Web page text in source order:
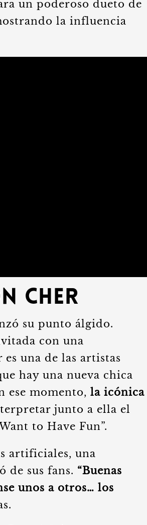
un poderoso dueto de
la influencia
Cher
su punto álgido.
con una
una de las artistas
hay una nueva chica
ese momento, la icónica
junto a ella el
to Have Fun”.
artificiales, una
de sus fans. “Buenas
unos a otros… los